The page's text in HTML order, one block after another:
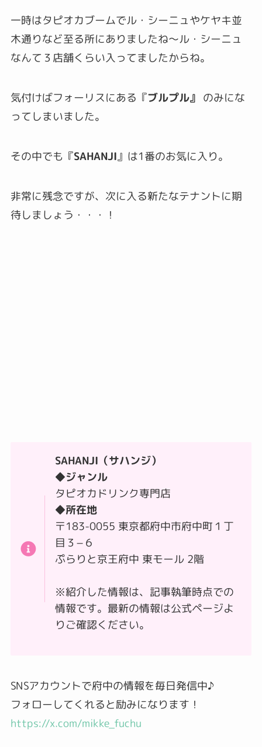
一時はタピオカブームでル・シーニュやケヤキ並
木通りなど至る所にありましたね〜ル・シーニュ
なんて３店舗くらい入ってましたからね。
気付けばフォーリスにある『ブルプル』 のみにな
ってしまいました。
その中でも『SAHANJI』は1番のお気に入り。
非常に残念ですが、次に入る新たなテナントに期
待しましょう・・・！
SAHANJI（サハンジ）
◆ジャンル
タピオカドリンク専門店
◆所在地
〒183-0055 東京都府中市府中町１丁
目３−６
ぷらりと京王府中 東モール 2階
※紹介した情報は、記事執筆時点での
情報です。最新の情報は公式ページよ
りご確認ください。
SNSアカウントで府中の情報を毎日発信中♪
フォローしてくれると励みになります！
https://x.com/mikke_fuchu